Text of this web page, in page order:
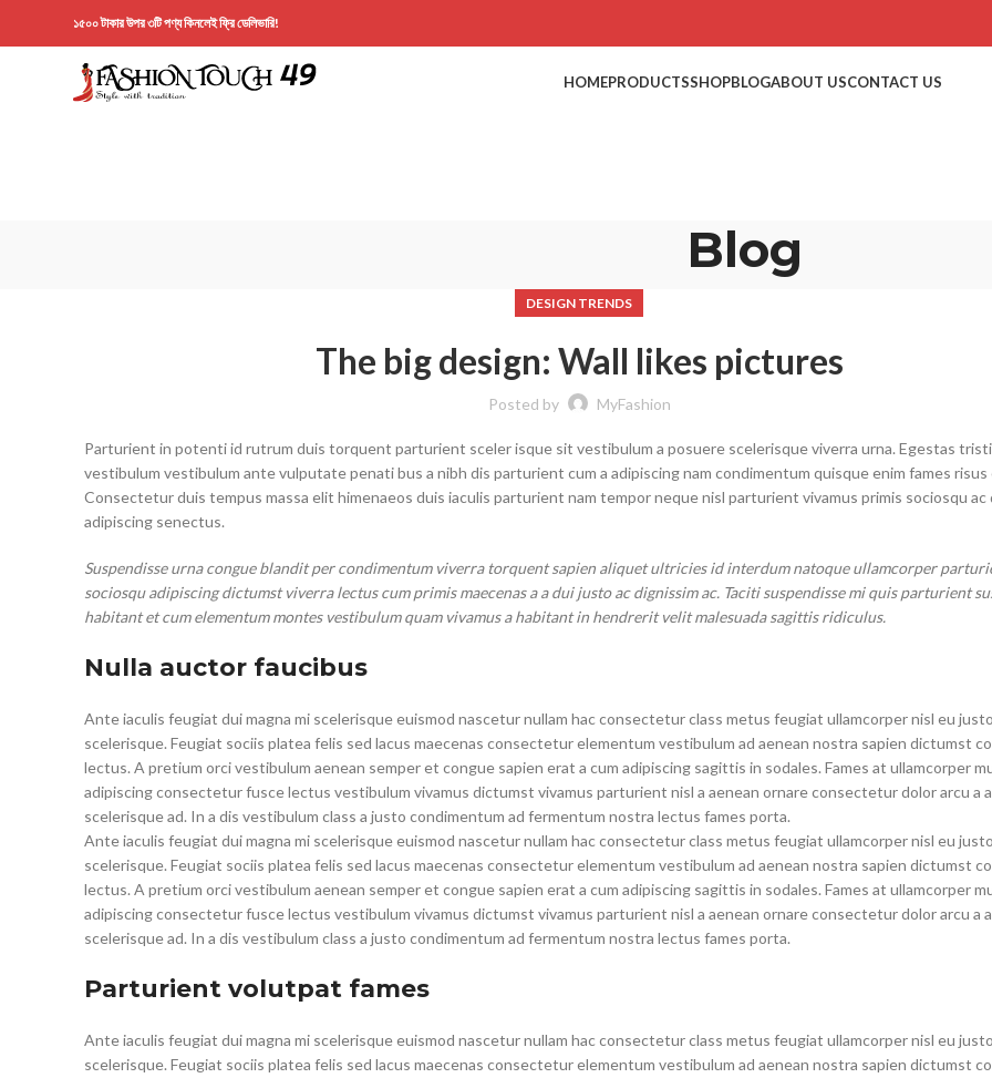
১৫০০ টাকার উপর ৩টি পণ্য কিনলেই ফ্রি ডেলিভারি!
HOMEPRODUCTS
Men’s collection
COATY
JACKETS
PAJAMA
PANJABI PAJAMA SETS
SHOPBLOGABOUT USCONTACT US
Blog
DESIGN TRENDS
The big design: Wall likes pictures
Posted by MyFashion
Parturient in potenti id rutrum duis torquent parturient sceler isque sit vestibulum a posuere scelerisque viverra urna. Egestas
vestibulum vestibulum ante vulputate penati bus a nibh dis parturient cum a adipiscing nam condimentum quisque enim fames risus
Consectetur duis tempus massa elit himenaeos duis iaculis parturient nam tempor neque nisl parturient vivamus primis sociosqu ac
adipiscing senectus.
Suspendisse urna congue blandit per condimentum viverra torquent sapien aliquet ultricies id interdum natoque ullamcorper
sociosqu adipiscing dictumst viverra lectus cum primis maecenas a a dui justo ac dignissim ac. Taciti suspendisse mi quis parturient
habitant et cum elementum montes vestibulum quam vivamus a habitant in hendrerit velit malesuada sagittis ridiculus.
Nulla auctor faucibus
Ante iaculis feugiat dui magna mi scelerisque euismod nascetur nullam hac consectetur class metus feugiat ullamcorper nisl eu
scelerisque. Feugiat sociis platea felis sed lacus maecenas consectetur elementum vestibulum ad aenean nostra sapien dictumst
lectus. A pretium orci vestibulum aenean semper et congue sapien erat a cum adipiscing sagittis in sodales. Fames at ullamcorper
adipiscing consectetur fusce lectus vestibulum vivamus dictumst vivamus parturient nisl a aenean ornare consectetur dolor arcu a a
scelerisque ad. In a dis vestibulum class a justo condimentum ad fermentum nostra lectus fames porta.
Ante iaculis feugiat dui magna mi scelerisque euismod nascetur nullam hac consectetur class metus feugiat ullamcorper nisl eu
scelerisque. Feugiat sociis platea felis sed lacus maecenas consectetur elementum vestibulum ad aenean nostra sapien dictumst
lectus. A pretium orci vestibulum aenean semper et congue sapien erat a cum adipiscing sagittis in sodales. Fames at ullamcorper
adipiscing consectetur fusce lectus vestibulum vivamus dictumst vivamus parturient nisl a aenean ornare consectetur dolor arcu a a
scelerisque ad. In a dis vestibulum class a justo condimentum ad fermentum nostra lectus fames porta.
Parturient volutpat fames
Ante iaculis feugiat dui magna mi scelerisque euismod nascetur nullam hac consectetur class metus feugiat ullamcorper nisl eu
scelerisque. Feugiat sociis platea felis sed lacus maecenas consectetur elementum vestibulum ad aenean nostra sapien dictumst